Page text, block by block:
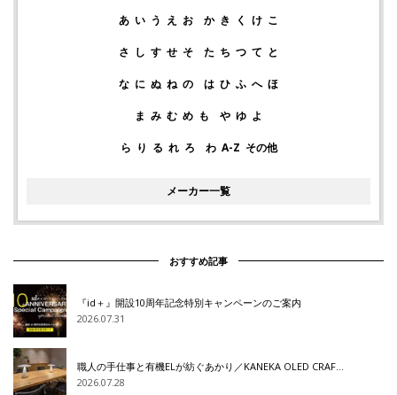
あ い う え お か き く け こ
さ し す せ そ た ち つ て と
な に ぬ ね の は ひ ふ へ ほ
ま み む め も や ゆ よ
ら り る れ ろ わ A-Z その他
メーカー一覧
おすすめ記事
『id＋』開設10周年記念特別キャンペーンのご案内
2026.07.31
職人の手仕事と有機ELが紡ぐあかり／KANEKA OLED CRAF…
2026.07.28